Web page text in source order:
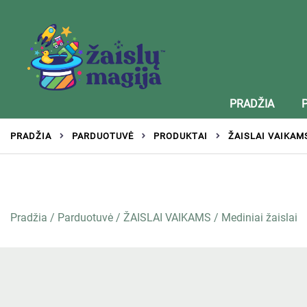
Zaislumagija.lt – žaislų parduotuvė vaikams
Žaislai tinkantys įvairaus amžiaus vaikamsPRADŽIA
PRADŽIA PARDUOTUVĖ PRODUKTAI ŽAISLAI
Pradžia / Parduotuvė / ŽAISLAI VAIKAMS / Mediniai žaislai